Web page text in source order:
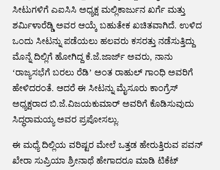
ಸೀಟುಗಳಿಗೆ ಎಐಸಿಸಿ ಅಧ್ಯಕ್ಷ ಮಲ್ಲಿಕಾರ್ಜುನ ಖರ್ಗೆ ಮತ್ತು
ಶರ್ಮಿಳಾರೆಡ್ಡಿ ಅವರ ಆಯ್ಕೆ ಬಹುತೇಕ ಖಚಿತವಾಗಿದೆ. ಉಳಿದ
ಒಂದು ಸೀಟನ್ನು ಪಡೆಯಲು ಹಲವರು ಕಸರತ್ತು ನಡೆಸುತ್ತಿದ್ದು
ಮೊನ್ನೆ ದಿಲ್ಲಿಗೆ ಹೋಗಿದ್ದ ಕೆ.ಜೆ.ಜಾರ್ಜ್ ಅವರು, ನಾನು
‘ರಾಜ್ಯಸಭೆಗೆ ಬರಲು ರೆಡಿ’ ಅಂತ ರಾಹುಲ್ ಗಾಂಧಿ ಅವರಿಗೆ
ಹೇಳಿದರಂತೆ. ಆದರೆ ಈ ಸೀಟನ್ನು ಮೈಸೂರು ಕಾಂಗ್ರೆಸ್
ಅಧ್ಯಕ್ಷರಾದ ಬಿ.ಜೆ.ವಿಜಯಕುಮಾರ್ ಅವರಿಗೆ ಕೊಡಿಸುವುದು
ಸಿದ್ಧರಾಮಯ್ಯ ಅವರ ಪ್ರಪೋಸಲ್ಲು.
ಈ ಮಧ್ಯೆ ದಿಲ್ಲಿಯ ವರಿಷ್ಟರ ಮೇಲೆ ಒತ್ತಡ ಹೇರುತ್ತಿರುವ ಪವನ್
ಖೇರಾ ಸುಪ್ರಿಯಾ ಶ್ರೀನಾಥೆ ಹೇಗಾದರೂ ಮಾಡಿ ಟಿಕೆಟ್